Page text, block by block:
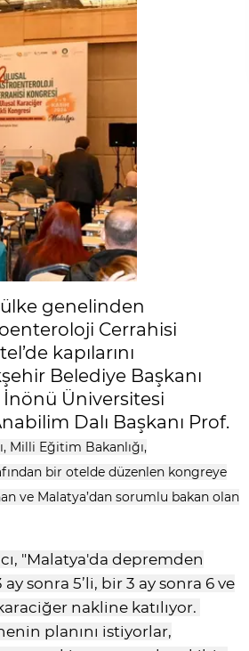
ülke genelinden
Cerrahisi
kapılarını
Belediye Başkanı
Üniversitesi
Dalı Başkanı Prof.
Milli Eğitim Bakanlığı,
bir otelde düzenlen kongreye
ve Malatya’dan sorumlu bakan olan
"Malatya'da depremden
sonra 5’li, bir 3 ay sonra 6 ve
nakline katılıyor.
planını istiyorlar,